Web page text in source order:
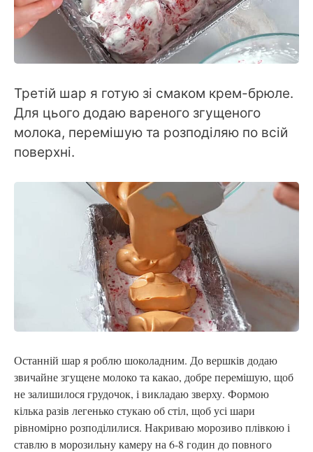
Третій шар я готую зі смаком крем-брюле.
Для цього додаю вареного згущеного
молока, перемішую та розподіляю по всій
поверхні.
Останній шар я роблю шоколадним. До вершків додаю
звичайне згущене молоко та какао, добре перемішую, щоб
не залишилося грудочок, і викладаю зверху. Формою
кілька разів легенько стукаю об стіл, щоб усі шари
рівномірно розподілилися. Накриваю морозиво плівкою і
ставлю в морозильну камеру на 6-8 годин до повного